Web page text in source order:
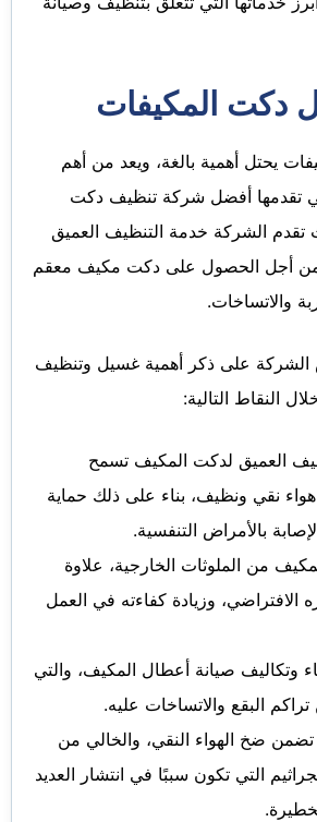
دكت المكيفات
يحتل أهمية بالغة، ويعد من أهم
تقدمها أفضل شركة تنظيف دكت
تقدم الشركة خدمة التنظيف العميق
أجل الحصول على دكت مكيف معقم
والاتساخات.
الشركة على ذكر أهمية غسيل وتنظيف
النقاط التالية:
العميق لدكت المكيف تسمح
نقي ونظيف، بناء على ذلك حماية
بالأمراض التنفسية.
من الملوثات الخارجية، علاوة
وزيادة كفاءته في العمل
وتكاليف صيانة أعطال المكيف، والتي
البقع والاتساخات عليه.
ضخ الهواء النقي، والخالي من
التي تكون سببًا في انتشار العديد